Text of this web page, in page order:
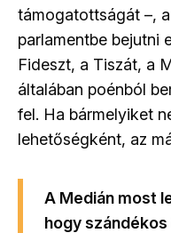
támogatottságát –,
parlamentbe bejutni
Fideszt, a Tiszát, a
általában poénból
fel. Ha bármelyiket
lehetőségként, az
A Medián most
hogy